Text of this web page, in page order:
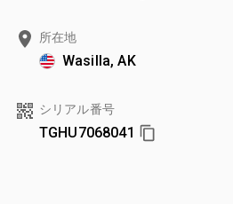
所在地
Wasilla, AK
シリアル番号
TGHU7068041